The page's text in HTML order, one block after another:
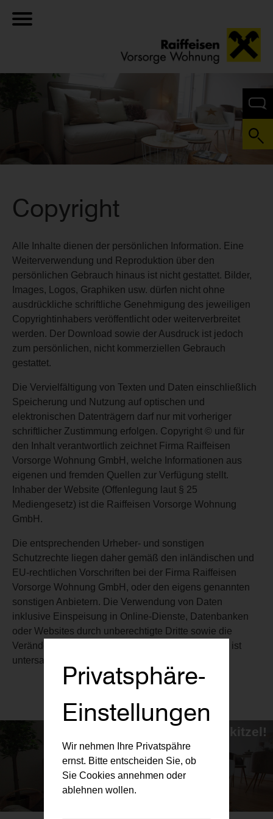
Copyright
Alle Inhalte dienen der persönlichen Information. Eine
Weiterverwendung und Reproduktion über den
persönlichen Gebrauch hinaus ist nicht gestattet. Bilder,
Images, Logos, Graphiken usw. dürfen nicht ohne
ausdrückliche schriftliche Genehmigung des jeweiligen
Copyrightinhabers veröffentlicht oder weiterverbreitet
werden. Der Download sowie der Ausdruck ist jedoch
zum persönlichen, nicht kommerziellen Gebrauch
gestattet.
Die Vervielfältigung von Texten und Daten einschließlich
Speicherung und Nutzung auf optischen und
elektronischen Datenträgern darf nur mit vorheriger
schriftlicher Zustimmung erfolgen. Copyright © und für
den Inhalt verantwortlich zeichnet Firma Raiffeisen
Vorsorge Wohnung GmbH, welche Informationen aus
eigenen und fremden Quellen zur Verfügung stellt.
Inhaber der Website (Offenlegung laut § 25
Mediengesetz) ist die Raiffeisen Vorsorge Wohnung
GmbH.
Die entsprechenden Urheber- und sonstigen
Schutzrechte liegen daher gemäß den inländischen und
EU-rechtlichen Vorschriften bei der Firma Raiffeisen
Vorsorge Wohnung GmbH, oder den eigens genannten
sonstigen Anbietern. Die Verwendung von Daten
inklusive Einspeisung in Online-Dienste, Datenbanken
oder Websites durch unberechtigte Dritte sowie die
Veränderung oder Verfälschung von Informationen ist
untersagt.
Investment ohne Nervenkitzel!
...und das seit über 20 Jahren.
Privatsphäre-
Einstellungen
Wir nehmen Ihre Privatspähre
ernst. Bitte entscheiden Sie, ob
Sie Cookies annehmen oder
ablehnen wollen.